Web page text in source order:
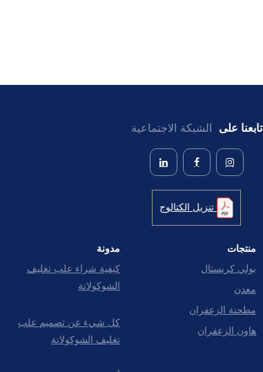
تابعنا على الشبكة الاجتماعية
تنزيل الكتالوج
منتجات
بولي كريستال
معدن
مطحنة الزعفران
هاون الزعفران
مدونة
كيفية شراء علب تغليف
الشوكولاتة
كل شيء عن تصمیم علب
تغليف الشوکولاتة